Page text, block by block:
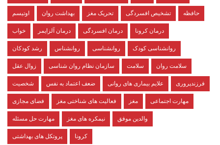
اوتیسم بهداشت روان تحریک مغز تشخیص افسردگی حافظه
خواب درمان آلزایمر درمان افسردگی درمان کرونا
رشد کودکان روانشناس روانشناسی روانشناسی کودک
زوال عقل سازمان نظام روان شناسی سلامت سلامت روان
شخصیت ضعف اعتماد به نفس علایم بیماری های روانی فرزندپروری
فضای مجازی فعالیت های شناختی مغز مغز مهارت اجتماعی
مهارت حل مسئله نیمکره های مغز والدین موفق
پروتکل های بهداشتی کرونا